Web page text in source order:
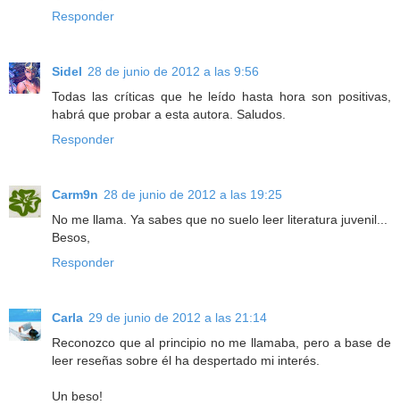
Responder
Sidel 28 de junio de 2012 a las 9:56
Todas las críticas que he leído hasta hora son positivas,
habrá que probar a esta autora. Saludos.
Responder
Carm9n 28 de junio de 2012 a las 19:25
No me llama. Ya sabes que no suelo leer literatura juvenil...
Besos,
Responder
Carla 29 de junio de 2012 a las 21:14
Reconozco que al principio no me llamaba, pero a base de
leer reseñas sobre él ha despertado mi interés.
Un beso!